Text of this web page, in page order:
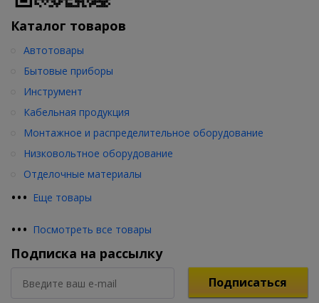
Каталог товаров
••• Еще товары
Автотовары
Бытовые приборы
Инструмент
Кабельная продукция
Монтажное и распределительное оборудование
Низковольтное оборудование
Отделочные материалы
••• Посмотреть все товары
Подписка на рассылку
Подписаться